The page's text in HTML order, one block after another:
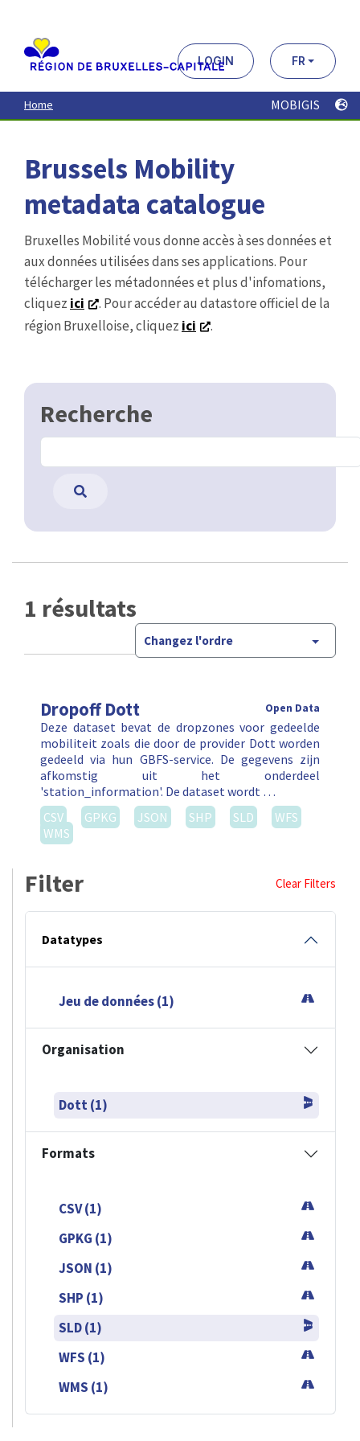
contenu
principal
LOGIN FR
Home MOBIGIS
Brussels Mobility
metadata catalogue
Bruxelles Mobilité vous donne accès à ses données et
aux données utilisées dans ses applications. Pour
télécharger les métadonnées et plus d'infomations,
cliquez ici
. Pour accéder au datastore officiel de la
région Bruxelloise, cliquez ici .
Recherche
1 résultats
Changez l'ordre
Dropoff Dott Open Data
Deze dataset bevat de dropzones voor gedeelde
mobiliteit zoals die door de provider Dott worden
gedeeld via hun GBFS-service. De gegevens zijn
afkomstig uit het onderdeel
'station_information'. De dataset wordt …
CSV
GPKG JSON SHP SLD
WFS
WMS
Filter Clear Filters
Datatypes
Jeu de données (1)
Organisation
Dott (1)
Formats
CSV (1)
GPKG (1)
JSON (1)
SHP (1)
SLD (1)
WFS (1)
WMS (1)